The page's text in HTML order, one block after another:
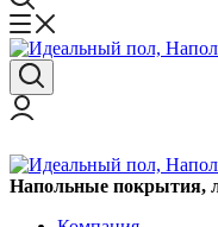
Напольные покрытия,